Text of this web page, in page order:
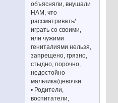
объясняли, внушали
НАМ, что
рассматривать/
играть со своими,
или чужими
гениталиями нельзя,
запрещено, грязно,
стыдно, порочно,
недостойно
мальчика/девочки
• Родители,
воспитатели,